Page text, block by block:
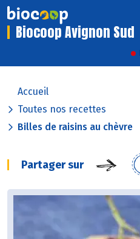
Biocoop Avignon Sud
Accueil
Toutes nos recettes
Billes de raisins au chèvre
Partager sur